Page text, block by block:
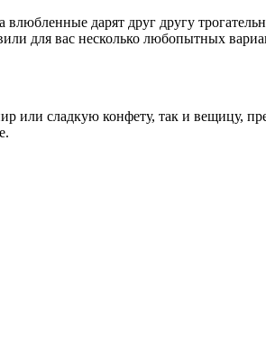
влюбленные дарят друг другу
для вас несколько любопытных
или сладкую конфету, так и вещицу,